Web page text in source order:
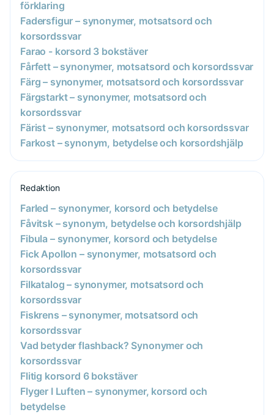
förklaring
Fadersfigur – synonymer, motsatsord och
korsordssvar
Farao - korsord 3 bokstäver
Fårfett – synonymer, motsatsord och korsordssvar
Färg – synonymer, motsatsord och korsordssvar
Färgstarkt – synonymer, motsatsord och
korsordssvar
Färist – synonymer, motsatsord och korsordssvar
Farkost – synonym, betydelse och korsordshjälp
Redaktion
Farled – synonymer, korsord och betydelse
Fåvitsk – synonym, betydelse och korsordshjälp
Fibula – synonymer, korsord och betydelse
Fick Apollon – synonymer, motsatsord och
korsordssvar
Filkatalog – synonymer, motsatsord och
korsordssvar
Fiskrens – synonymer, motsatsord och
korsordssvar
Vad betyder flashback? Synonymer och
korsordssvar
Flitig korsord 6 bokstäver
Flyger I Luften – synonymer, korsord och
betydelse